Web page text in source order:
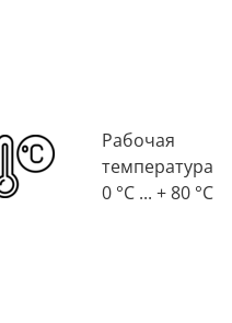
Рабочая
температура
0 °C ... + 80 °C